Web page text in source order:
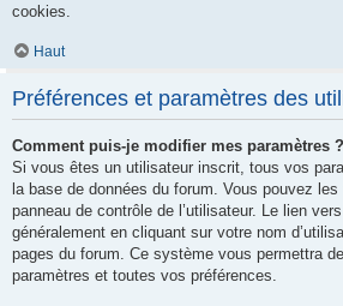
cookies.
Haut
Préférences et paramètres des
Comment puis-je modifier mes paramètres ?
Si vous êtes un utilisateur inscrit, tous vos
la base de données du forum. Vous pouvez
panneau de contrôle de l’utilisateur. Le lien
généralement en cliquant sur votre nom
pages du forum. Ce système vous permettra
paramètres et toutes vos préférences.